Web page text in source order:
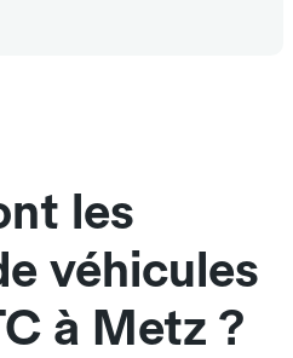
les
véhicules
à Metz ?